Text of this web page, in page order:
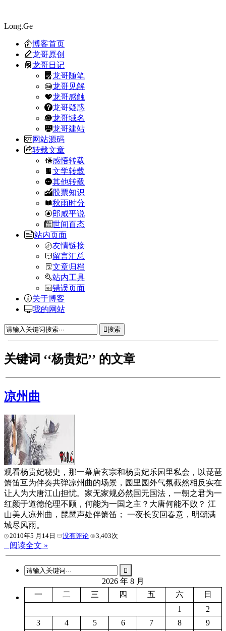
Long.Ge
博客首页
龙哥原创
龙哥日记
龙哥随笔
龙哥见解
龙哥感触
龙哥疑惑
龙哥域名
龙哥建站
网站源码
转载文章
感悟转载
文学转载
其他转载
股票知识
秋雨时分
郎咸平说
世间百态
站内页面
友情链接
留言汇总
文章归档
站内工具
错误页面
关于博客
我的网站
搜索
关键词 ‘‘杨贵妃’’ 的文章
凉州曲
观看杨贵妃秘史，那一幕唐玄宗和杨贵妃乐园里私会，以琵琶
箫笛互为伴奏共弹凉州曲的场景，园里园外气氛截然相反实在
让人为大唐江山担忧。家无家规必然国无国法，一朝之君为一
红颜于道德伦理不顾，何能为一国之主？大唐何能不败？ 江
山美人凉州曲，琵琶声处伴箫笛； 一夜长安回春意，明朝满
城尽风雨。
2010年5 月14日 没有评论 3,403次
阅读全文 »
2026 年 8 月
一
二 三 四 五 六
日
1
2
3
4 5 6 7 8
9